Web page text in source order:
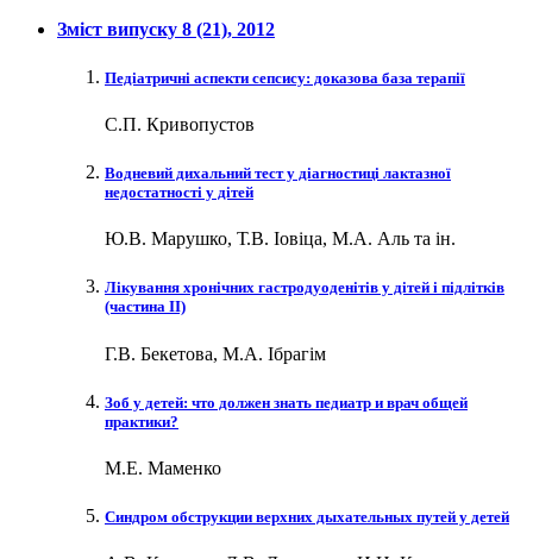
Зміст випуску 8 (21), 2012
Педіатричні аспекти сепсису: доказова база терапії
С.П. Кривопустов
Водневий дихальний тест у діагностиці лактазної
недостатності у дітей
Ю.В. Марушко, Т.В. Іовіца, М.А. Аль та ін.
Лікування хронічних гастродуоденітів у дітей і підлітків
(частина ІІ)
Г.В. Бекетова, М.А. Ібрагім
Зоб у детей: что должен знать педиатр и врач общей
практики?
М.Е. Маменко
Синдром обструкции верхних дыхательных путей у детей